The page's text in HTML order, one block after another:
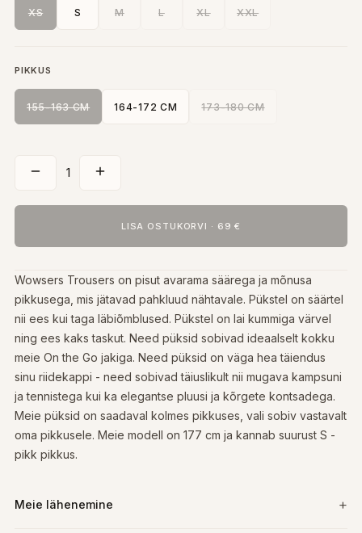
XS S M L XL XXL
PIKKUS
155-163 CM 164-172 CM 173-180 CM
1
LISA OSTUKORVI · 69 €
Wowsers Trousers on pisut avarama säärega ja mõnusa
pikkusega, mis jätavad pahkluud nähtavale. Pükstel on säärtel
nii ees kui taga läbiõmblused. Pükstel on lai kummiga värvel
ning ees kaks taskut. Need püksid sobivad ideaalselt kokku
meie On the Go jakiga. Need püksid on väga hea täiendus
sinu riidekappi - need sobivad täiuslikult nii mugava kampsuni
ja tennistega kui ka elegantse pluusi ja kõrgete kontsadega.
Meie püksid on saadaval kolmes pikkuses, vali sobiv vastavalt
oma pikkusele. Meie modell on 177 cm ja kannab suurust S -
pikk pikkus.
Meie lähenemine